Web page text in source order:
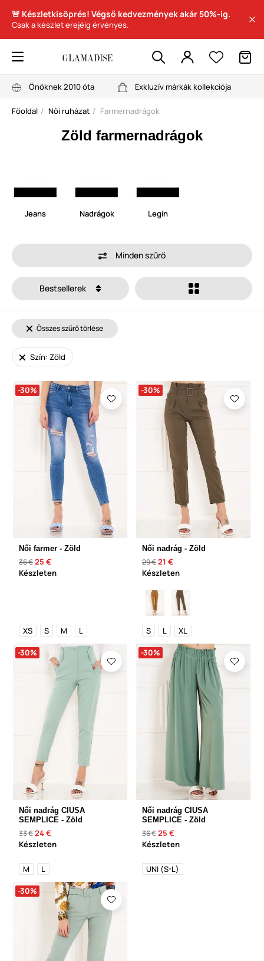
🚨 Készletkisöprés! Végső kedvezmények akár 50%-ig.
Csak a készlet erejéig érvényes.
Önöknek 2010 óta Exkluzív márkák kollekciója
Főoldal Női ruházat Farmernadrágok
Zöld farmernadrágok
Jeans Nadrágok Legin
Minden szűrő
Bestsellerek
Összes szűrő törlése
Szín: Zöld
-30%
Női farmer - Zöld
36 €25 €
Készleten
XS S M L
-30%
Női nadrág - Zöld
29 €21 €
Készleten
S L XL
-30%
Női nadrág CIUSA
SEMPLICE - Zöld
33 €24 €
Készleten
M L
-30%
Női nadrág CIUSA
SEMPLICE - Zöld
36 €25 €
Készleten
UNI (S-L)
-30%